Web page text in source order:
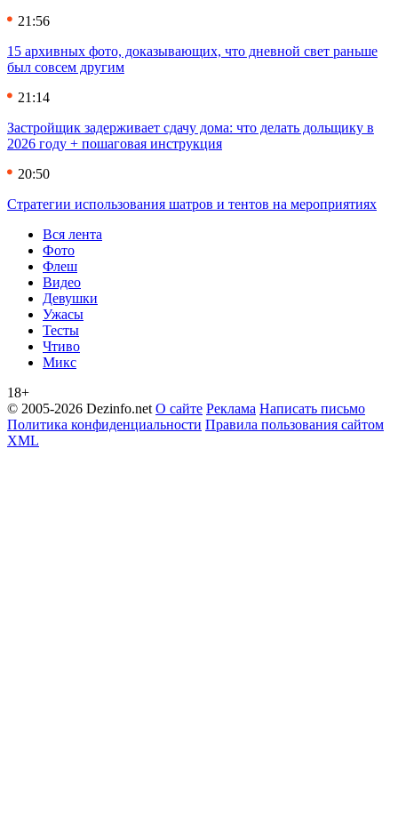
21:56
15 архивных фото, доказывающих, что дневной свет раньше
был совсем другим
21:14
Застройщик задерживает сдачу дома: что делать дольщику в
2026 году + пошаговая инструкция
20:50
Стратегии использования шатров и тентов на мероприятиях
Вся лента
Фото
Флеш
Видео
Девушки
Ужасы
Тесты
Чтиво
Микс
18+
© 2005-2026 Dezinfo.net О сайте Реклама Написать письмо
Политика конфиденциальности Правила пользования сайтом
XML